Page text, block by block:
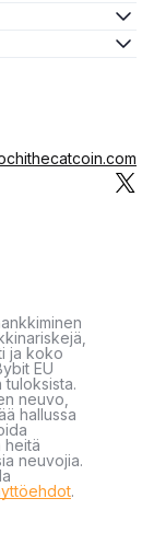
ja koko
EU
tuloksista.
neuvo,
hallussa
heitä
neuvojia.
.